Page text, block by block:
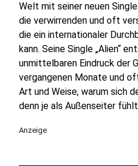
Welt mit seiner neuen
die verwirrenden und oft
die ein internationaler
kann. Seine Single „Alien“
unmittelbaren Eindruck der
vergangenen Monate und
Art und Weise, warum sich
denn je als Außenseiter
Anzeige